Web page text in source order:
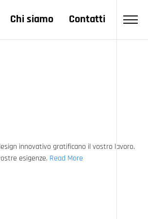
Chi siamo Contatti
innovativo gratificano il vostro lavoro.
esigenze. Read More